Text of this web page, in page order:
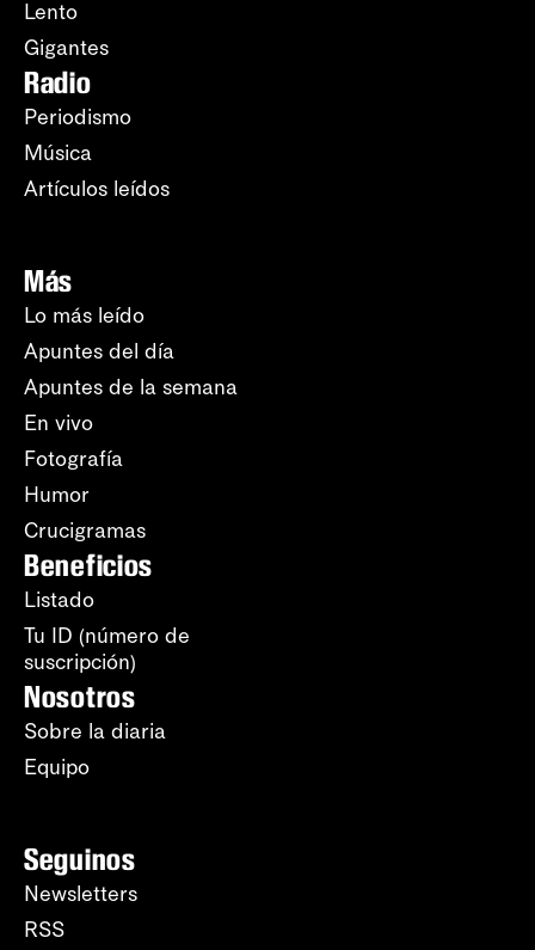
Lento
Gigantes
Radio
Periodismo
Música
Artículos leídos
Más
Lo más leído
Apuntes del día
Apuntes de la semana
En vivo
Fotografía
Humor
Crucigramas
Beneficios
Listado
Tu ID (número de
suscripción)
Nosotros
Sobre la diaria
Equipo
Seguinos
Newsletters
RSS